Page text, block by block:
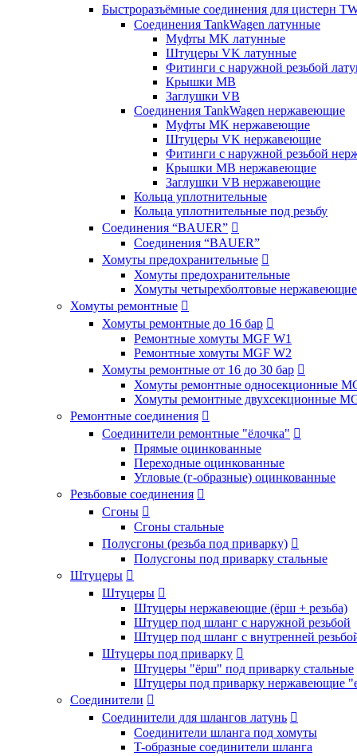
Быстроразъёмные соединения для цистерн
Соединения TankWagen латунные
Муфты MK латунные
Штуцеры VK латунные
Фитинги с наружной резьбой
Крышки MB
Заглушки VB
Соединения TankWagen нержавеющие
Муфты MK нержавеющие
Штуцеры VK нержавеющие
Фитинги с наружной резьбой
Крышки MB нержавеющие
Заглушки VB нержавеющие
Кольца уплотнительные
Кольца уплотнительные под резьбу
Соединения “BAUER” 
Соединения “BAUER”
Хомуты предохранительные 
Хомуты предохранительные
Хомуты четырехболтовые нержавеющие
Хомуты ремонтные 
Хомуты ремонтные до 16 бар 
Ремонтные хомуты MGF W1
Ремонтные хомуты MGF W2
Хомуты ремонтные от 16 до 30 бар 
Хомуты ремонтные односекционные
Хомуты ремонтные двухсекционные
Ремонтные соединения 
Соединители ремонтные "ёлочка" 
Прямые оцинкованные
Переходные оцинкованные
Угловые (г-образные) оцинкованные
Резьбовые соединения 
Сгоны 
Сгоны стальные
Полусгоны (резьба под приварку) 
Полусгоны под приварку стальные
Штуцеры 
Штуцеры 
Штуцеры нержавеющие (ёрш + резьба)
Штуцер под шланг с наружной резьбой
Штуцер под шланг с внутренней
Штуцеры под приварку 
Штуцеры "ёрш" под приварку стальные
Штуцеры под приварку нержавеющие
Соединители 
Соединители для шлангов латунь 
Соединители шланга под хомуты
T-образные соединители шланга